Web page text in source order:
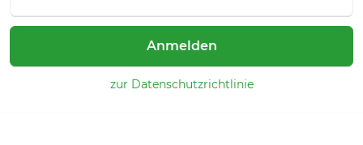
Anmelden
zur Datenschutzrichtlinie